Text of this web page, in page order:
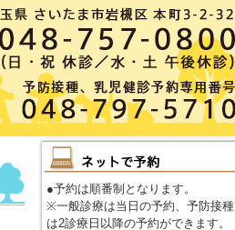
●予約は順番制となります。
※一般診療は当日の予約、予防接種
は2診療日以降の予約ができます。